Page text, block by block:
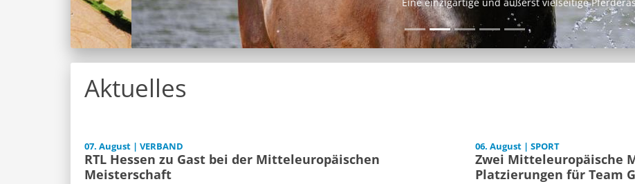
Aktuelles
07. August | VERBAND
RTL Hessen zu Gast bei der Mitteleuropäischen
Meisterschaft
06. August | SPORT
Zwei Mitteleuropäische
Platzierungen für Team